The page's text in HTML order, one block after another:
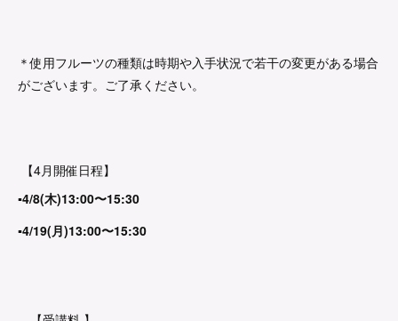
＊使用フルーツの種類は時期や入手状況で若干の変更がある場合
がございます。ご了承ください。
【4月開催日程】
▪︎4/8(木)13:00〜15:30
▪︎4/19(月)13:00〜15:30